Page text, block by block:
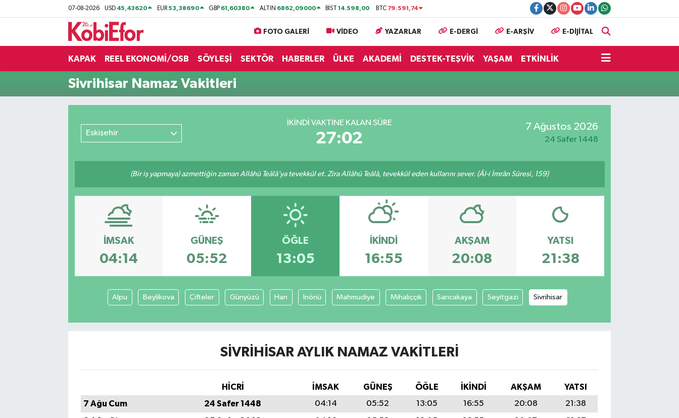
07-08-2026 USD 45,43620 EUR53,38690 GBP 61,60380 ALTIN 6862,09000 BİST14.598,00 BTC 79.591,74
FOTO GALERİ VİDEO YAZARLAR E-DERGİ E-ARŞİV E-DİJİTAL
KAPAK REEL EKONOMİ/OSB SÖYLEŞİ SEKTÖR HABERLER ÜLKE AKADEMİ DESTEK-TEŞVİK YAŞAM ETKİNLİK
Sivrihisar Namaz Vakitleri
Eskişehir
İKINDI VAKTİNE KALAN SÜRE
27:02
7 Ağustos 2026
24 Safer 1448
(Bir iş yapmaya) azmettiğin zaman Allâhü Teâlâ’ya tevekkül et. Zira Allâhü Teâlâ, tevekkül eden kullarını sever. (Âl-i İmrân Sûresi, 159)
İMSAK
04:14
GÜNEŞ
05:52
ÖĞLE
13:05
İKINDI
16:55
AKŞAM
20:08
YATSI
21:38
Alpu Beylikova Çifteler Günyüzü Han İnönü Mahmudiye Mihalıççık Sarıcakaya Seyitgazi Sivrihisar
SIVRIHISAR AYLIK NAMAZ VAKITLERI
HİCRİ İMSAK GÜNEŞ ÖĞLE İKINDI AKŞAM
YATSI
7 Ağu Cum
24 Safer 1448 04:14 05:52 13:05 16:55 20:08
21:38
BİLİŞİM PANO
DESTEK-TEŞVİK